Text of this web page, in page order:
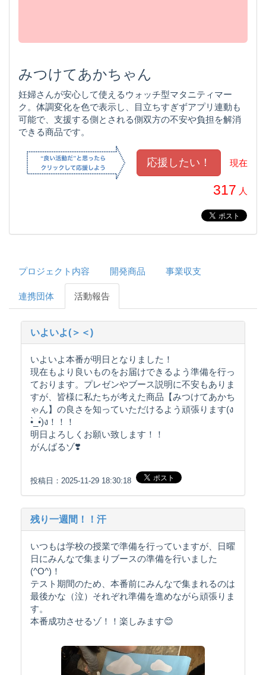
みつけてあかちゃん
妊婦さんが安心して使えるウォッチ型マタニティマー
ク。体調変化を色で表示し、目立ちすぎずアプリ連動も
可能で、支援する側とされる側双方の不安や負担を解消
できる商品です。
現在
317 人
プロジェクト内容 開発商品 事業収支
連携団体 活動報告
いよいよ(＞＜)
いよいよ本番が明日となりました！
現在もより良いものをお届けできるよう準備を行っ
ております。プレゼンやブース説明に不安もありま
すが、皆様に私たちが考えた商品【みつけてあかち
ゃん】の良さを知っていただけるよう頑張ります(ง
•̀_•́)ง！！！
明日よろしくお願い致します！！
がんばるゾ❣️
投稿日：2025-11-29 18:30:18
残り一週間！！汗
いつもは学校の授業で準備を行っていますが、日曜
日にみんなで集まりブースの準備を行いました
(^O^)！
テスト期間のため、本番前にみんなで集まれるのは
最後かな（泣）それぞれ準備を進めながら頑張りま
す。
本番成功させるゾ！！楽しみます😊